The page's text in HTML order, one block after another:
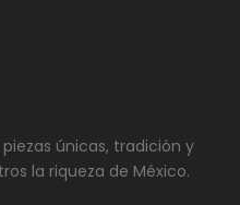
únicas, tradición y
la riqueza de México.